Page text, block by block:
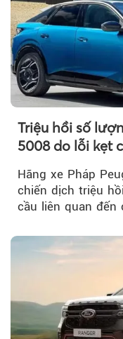
Triệu hồi số
5008 do lỗi kẹt
Hãng xe Pháp
chiến dịch triệu
cầu liên quan đến